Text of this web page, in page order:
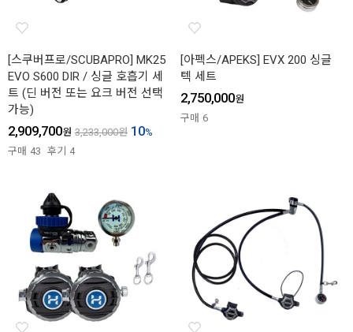
[스쿠버프로/SCUBAPRO] MK25
EVO S600 DIR / 싱글 호흡기 세
트 (딘 버전 또는 요크 버전 선택
가능)
2,909,700원 3,233,000원 10%
구매 43 후기 4
[아펙스/APEKS] EVX 200 싱글
텍 세트
2,750,000원
구매 6